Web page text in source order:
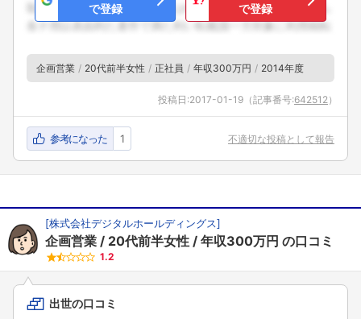
で登録
で登録
企画営業 20代前半女性 正社員 年収300万円 2014年度
投稿日:2017-01-19 （記事番号:642512 ）
参考になった 1 不適切な投稿として報告
[株式会社デジタルホールディングス]
企画営業 20代前半女性 年収300万円 の口コミ
1.2
出世の口コミ